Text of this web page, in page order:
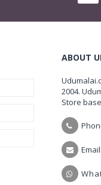
ABOUT
2004.
Store